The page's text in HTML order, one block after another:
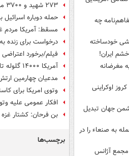
چه
خودساخته
ایران!
مغرضانه
اوکراینی
جهان تبدیل
به صنعاء را در
مجمع آژانس
۲۷۳ شهید و ۳۷۰۰ مورد بازداشت در کرانه باختری در ۶۳ روز
حمله دوباره
مسقط: آمریکا مردم
درخواست برای زنده‌
فیلم/برخورد
آمریکا ۱۴۰۰۰ گلوله تانک برای صهیونیست‌ها ارسال کرد
مدعیان چهارمین
وتوی امریکا برای
افکار عمومی علیه وتو
بن فرحان: کشتار
برچسب‌ها